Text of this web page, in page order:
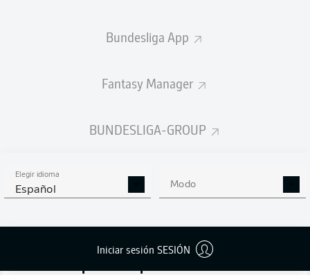
Bundesliga App
Fantasy Manager
BUNDESLIGA-GROUP
Elegir idioma
Español Modo
Iniciar sesión SESIÓN
NIKOLAS VERATSCHNIG
90' + 2 Tarjeta amarilla
KILIANN SILDILLIA
Control de velocidad: los jugadores
más rápidos después de 90 minutos